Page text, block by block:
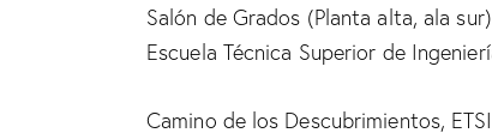
Salón de Grados (Planta alta, ala sur)
Escuela Técnica Superior de
Camino de los Descubrimientos,